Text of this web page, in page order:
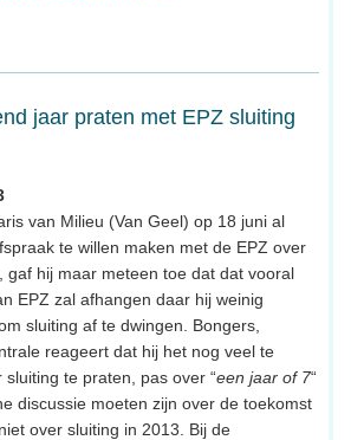
jaar praten met EPZ sluiting
van Milieu (Van Geel) op 18 juni al
te willen maken met de EPZ over
gaf hij maar meteen toe dat dat vooral
EPZ zal afhangen daar hij weinig
sluiting af te dwingen. Bongers,
reageert dat hij het nog veel te
te praten, pas over “een jaar of 7“
discussie moeten zijn over de toekomst
over sluiting in 2013. Bij de